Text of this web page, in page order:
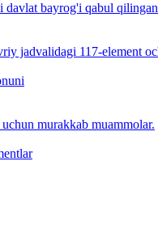
davlat bayrog'i qabul
jadvalidagi 117-element
murakkab muammolar.